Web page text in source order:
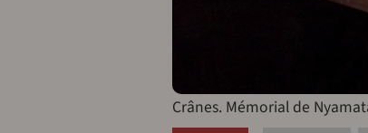
Crânes. Mémorial de